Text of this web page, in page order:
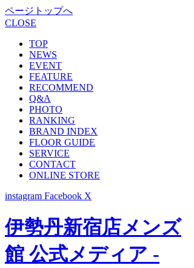
ページトップへ
CLOSE
TOP
NEWS
EVENT
FEATURE
RECOMMEND
Q&A
PHOTO
RANKING
BRAND INDEX
FLOOR GUIDE
SERVICE
CONTACT
ONLINE STORE
instagram Facebook X
伊勢丹新宿店メンズ
館 公式メディア -